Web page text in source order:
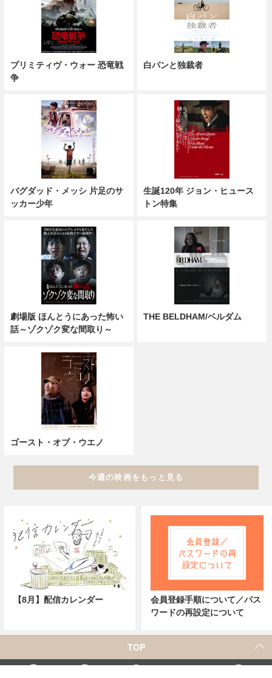
プリミティヴ・ウォー 恐竜戦
争
白パンと独裁者
バグダッド・メッシ 片足のサ
ッカー少年
生誕120年 ジョン・ヒュース
トン特集
劇場版 ほんとうにあった怖い
話～ゾクゾク変な間取り～
THE BELDHAM/ベルダム
ゴースト・オブ・ウエノ
今週の映画をもっと見る
【8月】配信カレンダー
会員登録手順について／パス
ワードの再設定について
TOP